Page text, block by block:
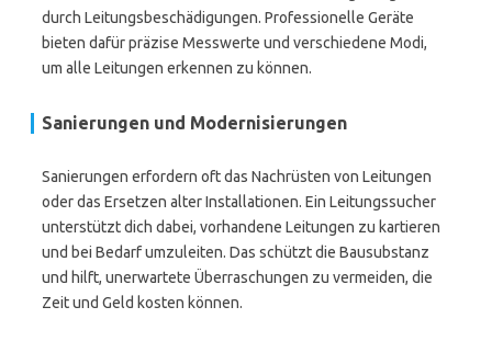
durch Leitungsbeschädigungen. Professionelle Geräte
bieten dafür präzise Messwerte und verschiedene Modi,
um alle Leitungen erkennen zu können.
Sanierungen und Modernisierungen
Sanierungen erfordern oft das Nachrüsten von Leitungen
oder das Ersetzen alter Installationen. Ein Leitungssucher
unterstützt dich dabei, vorhandene Leitungen zu kartieren
und bei Bedarf umzuleiten. Das schützt die Bausubstanz
und hilft, unerwartete Überraschungen zu vermeiden, die
Zeit und Geld kosten können.